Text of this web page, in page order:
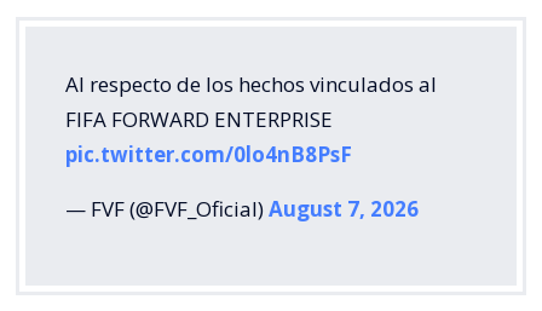
Al respecto de los hechos vinculados al
FIFA FORWARD ENTERPRISE
pic.twitter.com/0lo4nB8PsF
— FVF (@FVF_Oficial)August 7, 2026